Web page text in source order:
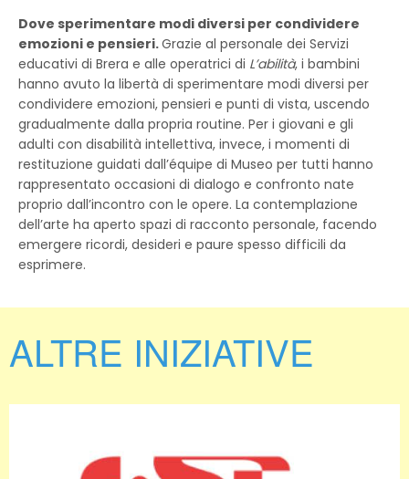
Dove sperimentare modi diversi per condividere
emozioni e pensieri.Grazie al personale dei Servizi
educativi di Brera e alle operatrici di L’abilità, i bambini
hanno avuto la libertà di sperimentare modi diversi per
condividere emozioni, pensieri e punti di vista, uscendo
gradualmente dalla propria routine. Per i giovani e gli
adulti con disabilità intellettiva, invece, i momenti di
restituzione guidati dall’équipe di Museo per tutti hanno
rappresentato occasioni di dialogo e confronto nate
proprio dall’incontro con le opere. La contemplazione
dell’arte ha aperto spazi di racconto personale, facendo
emergere ricordi, desideri e paure spesso difficili da
esprimere.
ALTRE INIZIATIVE